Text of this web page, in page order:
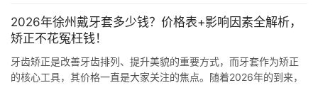
2026年徐州戴牙套多少钱？价格表+影响因素全解析，
矫正不花冤枉钱！
牙齿矫正是改善牙齿排列、提升美貌的重要方式，而牙套作为矫正
的核心工具，其价格一直是大家关注的焦点。随着2026年的到来，